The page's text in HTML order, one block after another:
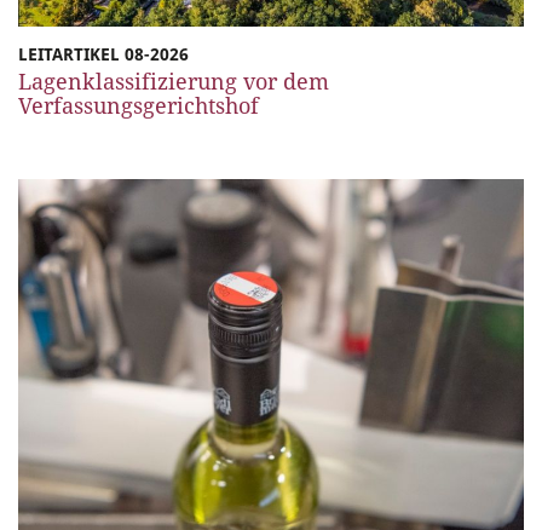
LEITARTIKEL 08-2026
Lagenklassifizierung vor dem
Verfassungsgerichtshof